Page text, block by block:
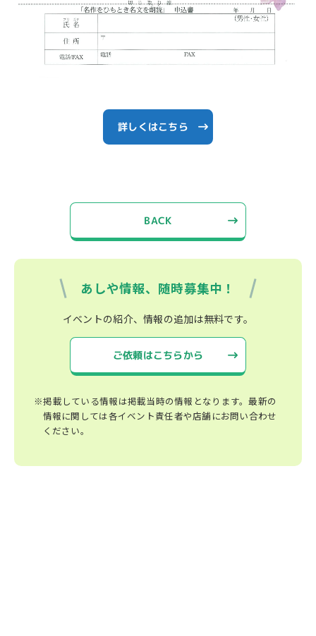
詳しくはこちら
BACK
あしや情報、随時募集中！
イベントの紹介、情報の追加は無料です。
ご依頼はこちらから
※掲載している情報は掲載当時の情報となります。最新の
情報に関しては各イベント責任者や店舗にお問い合わせ
ください。